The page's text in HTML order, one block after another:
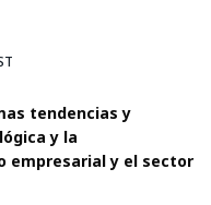
tendencias y
y la
empresarial y el sector